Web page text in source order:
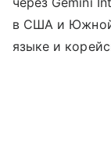
в США и Южной
языке и